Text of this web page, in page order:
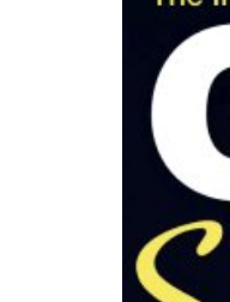
INFIELES